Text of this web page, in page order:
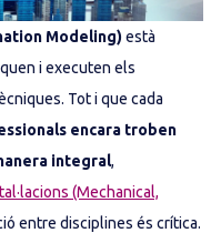
Modeling)està
i executen els
Tot i que cada
encara troben
integral,
(Mechanical,
entre disciplines és crítica.